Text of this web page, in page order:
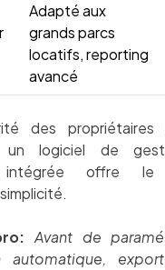
Adapté aux
grands parcs
locatifs, reporting
avancé
des
un logiciel de
intégrée offre le
Avant de
automatique,